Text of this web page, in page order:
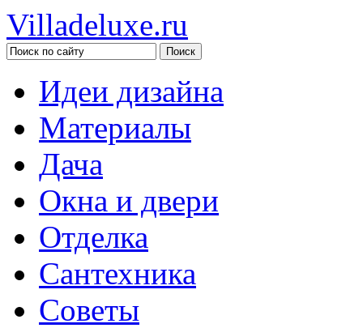
Villadeluxe.ru
Идеи дизайна
Материалы
Дача
Окна и двери
Отделка
Сантехника
Советы